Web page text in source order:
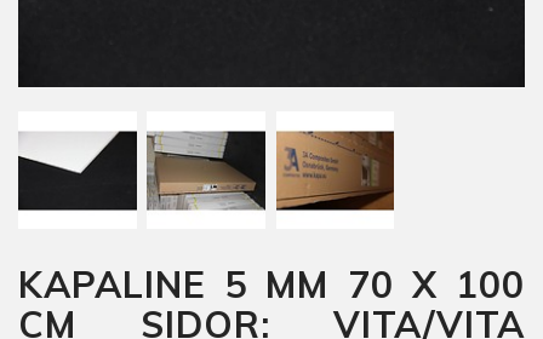
KAPALINE 5 MM 70 X 100
CM SIDOR: VITA/VITA